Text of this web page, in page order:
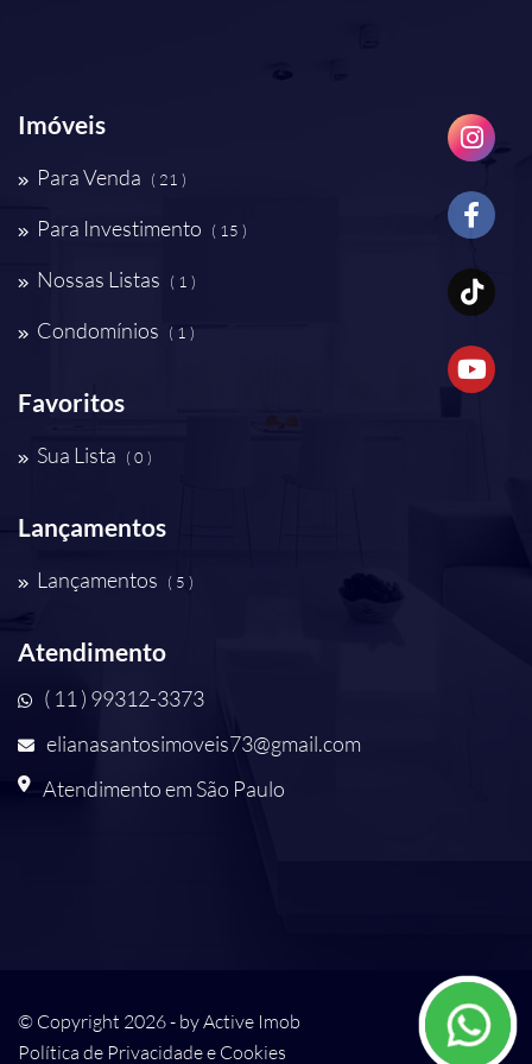
Imóveis
Para Venda ( 21 )
Para Investimento ( 15 )
Nossas Listas ( 1 )
Condomínios ( 1 )
Favoritos
Sua Lista ( 0 )
Lançamentos
Lançamentos ( 5 )
Atendimento
( 11 ) 99312-3373
elianasantosimoveis73@gmail.com
Atendimento em São Paulo
© Copyright 2026 - byActive Imob
Política de Privacidade e Cookies